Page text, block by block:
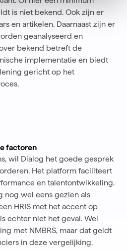
is niet bekend. Ook zijn er
en artikelen. Daarnaast zijn er
geanalyseerd en
bekend betreft de
implementatie en biedt
gericht op het
factoren
wil Dialog het goede gesprek
Het platform faciliteert
en talentontwikkeling.
nog wel eens gezien als
HRIS met het accent op
echter niet het geval. Wel
met NMBRS, maar dat geldt
in deze vergelijking.